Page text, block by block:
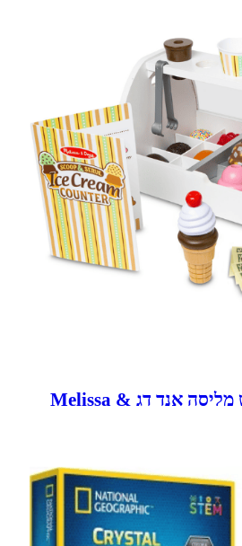
דוכן גלידה מעץ החדש מליסה אנד דג Melissa &
Doug Scoop